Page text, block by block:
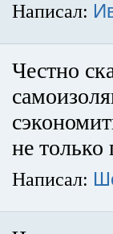
Написал:
Честно
не только
Написал: